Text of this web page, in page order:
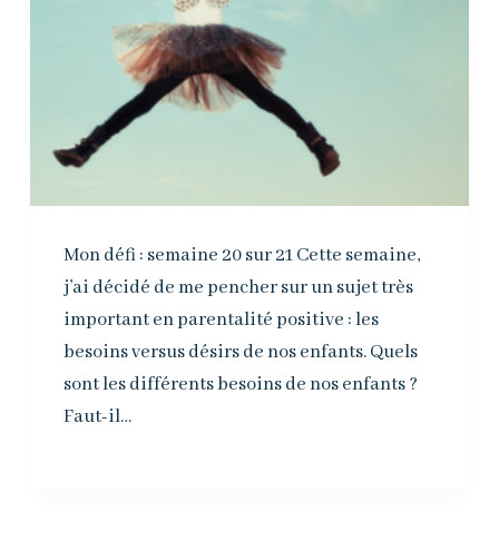
Mon défi : semaine 20 sur 21 Cette semaine,
j’ai décidé de me pencher sur un sujet très
important en parentalité positive : les
besoins versus désirs de nos enfants. Quels
sont les différents besoins de nos enfants ?
Faut-il…